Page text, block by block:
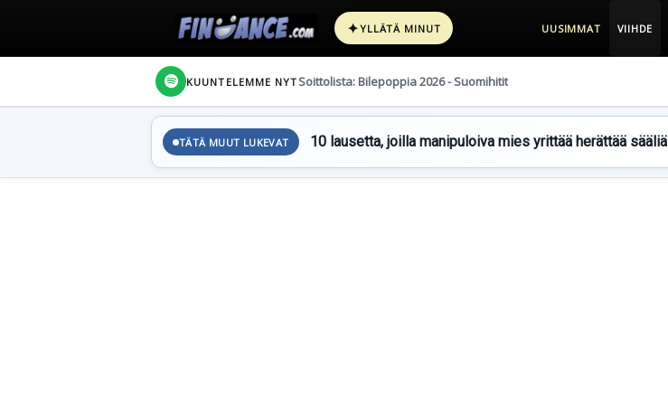
✦YLLÄTÄ MINUT UUSIMMAT VIIHDE
KUUNTELEMME NYT Soittolista: Bilepoppia 2026 - Suomihitit
TÄTÄ MUUT LUKEVAT 10 lausetta, joilla manipuloiva mies yrittää herättää sääliä